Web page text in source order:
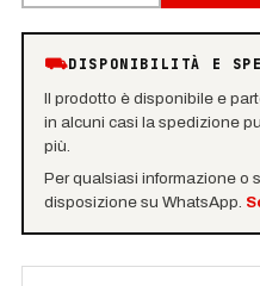
⛟DISPONIBILITÀ E
Il prodotto è disponibile e
in alcuni casi la spedizione
più.
Per qualsiasi informazione o
disposizione su WhatsApp.